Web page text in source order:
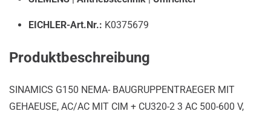
EICHLER-Art.Nr.: K0375679
Produktbeschreibung
SINAMICS G150 NEMA- BAUGRUPPENTRAEGER MIT
GEHAEUSE, AC/AC MIT CIM + CU320-2 3 AC 500-600 V,